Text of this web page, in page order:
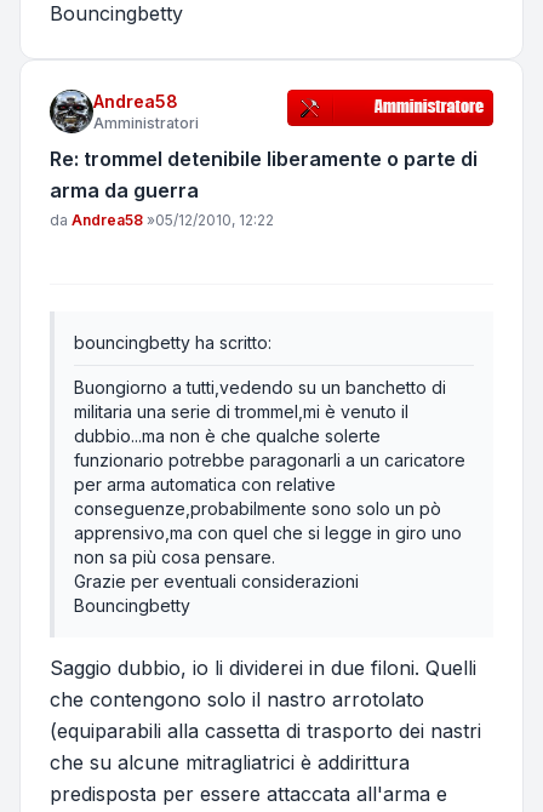
Bouncingbetty
Andrea58
Amministratori
Re: trommel detenibile liberamente o parte di
arma da guerra
Messaggio
da Andrea58 »05/12/2010, 12:22
bouncingbetty ha scritto:
Buongiorno a tutti,vedendo su un banchetto di
militaria una serie di trommel,mi è venuto il
dubbio...ma non è che qualche solerte
funzionario potrebbe paragonarli a un caricatore
per arma automatica con relative
conseguenze,probabilmente sono solo un pò
apprensivo,ma con quel che si legge in giro uno
non sa più cosa pensare.
Grazie per eventuali considerazioni
Bouncingbetty
Saggio dubbio, io li dividerei in due filoni. Quelli
che contengono solo il nastro arrotolato
(equiparabili alla cassetta di trasporto dei nastri
che su alcune mitragliatrici è addirittura
predisposta per essere attaccata all'arma e